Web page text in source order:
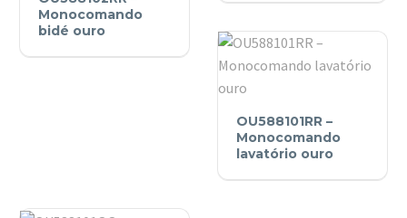
Monocomando
bidé
Monocomando
bidé ouro
Monocomando
lavatório
OU588101RR –
Monocomando
lavatório ouro